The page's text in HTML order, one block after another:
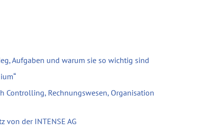
Aufgaben und warum sie so wichtig sind
Controlling, Rechnungswesen, Organisation
von der INTENSE AG